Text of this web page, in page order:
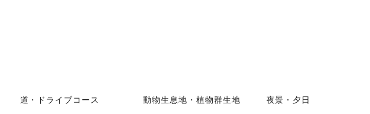
道・ドライブコース 動物生息地・植物群生地 夜景・夕日